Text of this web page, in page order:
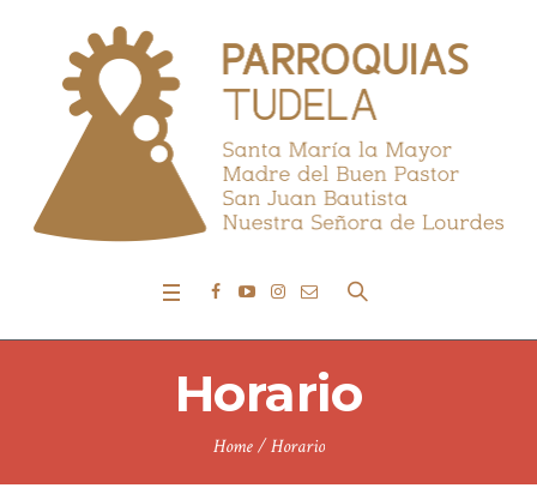
Horario
Home /Horario